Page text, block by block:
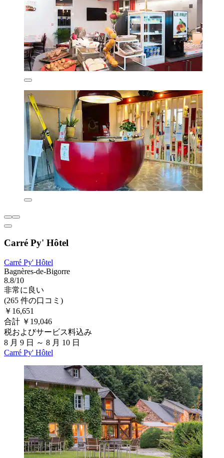
Carré Py' Hôtel
Carré Py' Hôtel
Bagnères-de-Bigorre
8.8/10
非常に良い
(265 件の口コミ)
￥16,651
合計 ￥19,046
税およびサービス料込み
8 月 9 日 ～ 8 月 10 日
Carré Py' Hôtel